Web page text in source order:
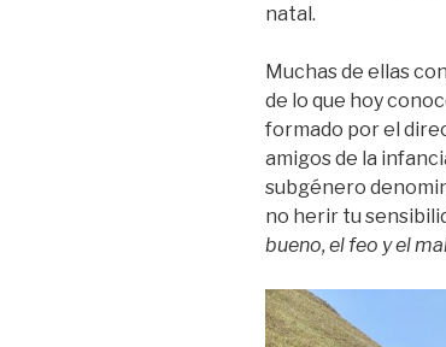
natal.
Muchas de ellas
de lo que hoy
formado por el
amigos de la
subgénero
no herir tu
bueno, el feo y el